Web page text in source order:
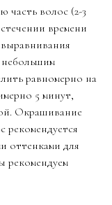
часть волос (2-3
времени
небольшим
равномерно на
5 минут,
Окрашивание
оттенками для
рекомендуем